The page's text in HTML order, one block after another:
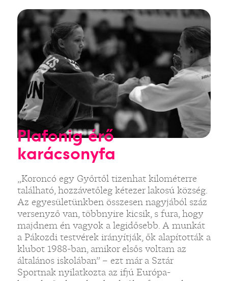
Plafonig érő
karácsonyfa
„Koroncó egy Győrtől tizenhat kilométerre
található, hozzávetőleg kétezer lakosú község.
Az egyesületünkben összesen nagyjából száz
versenyző van, többnyire kicsik, s fura, hogy
majdnem én vagyok a legidősebb. A munkát
a Pákozdi testvérek irányítják, ők alapították a
klubot 1988-ban, amikor elsős voltam az
általános iskolában” – ezt már a Sztár
Sportnak nyilatkozta az ifjú Európa-